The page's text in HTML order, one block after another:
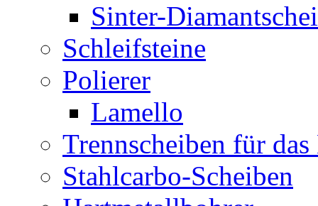
Sinter-
Schleifsteine
Polierer
Lamello
Trennscheiben für
Stahlcarbo-Scheiben